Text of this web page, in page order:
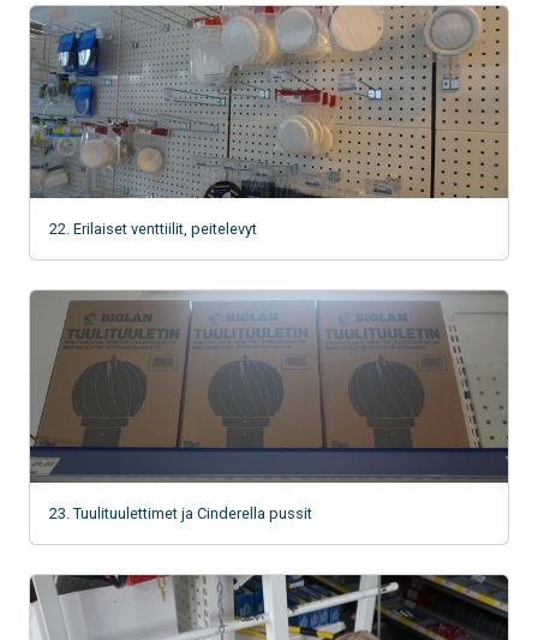
22. Erilaiset venttiilit, peitelevyt
23. Tuulituulettimet ja Cinderella pussit